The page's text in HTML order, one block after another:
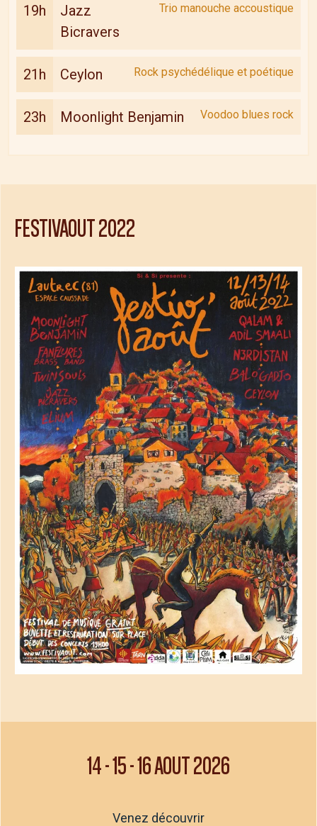
19h
Jazz
Bicravers
Trio manouche accoustique
21h Ceylon Rock psychédélique et poétique
23h Moonlight Benjamin Voodoo blues rock
FESTIVAOUT2022
14-15-16 AOUT 2026
Venez découvrir